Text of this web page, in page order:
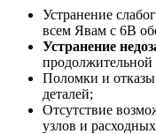
Устранение
всем Явам с 6В
Устранение
продолжительной
Поломки и
деталей;
Отсутствие
узлов и